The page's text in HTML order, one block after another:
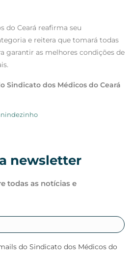
do Ceará reafirma seu
e reitera que tomará todas
garantir as melhores condições de
Sindicato dos Médicos do Ceará
newsletter
todas as notícias e
do Sindicato dos Médicos do